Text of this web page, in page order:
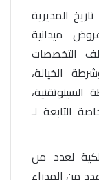
المديرية
ميدانية
التخصصات
الخيالة،
التابعة لـ
لعدد من
من المدراء